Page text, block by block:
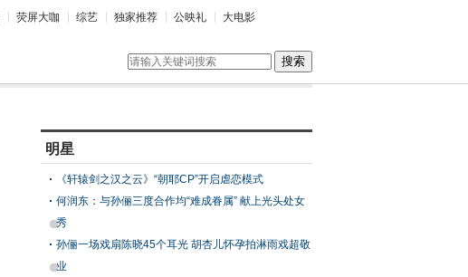
荧屏大咖 综艺 独家推荐 公映礼
大电影
搜索
明星
《轩辕剑之汉之云》“朝耶CP”开启虐恋模式
何润东：与孙俪三度合作均“难成眷属” 献上光头处女
秀
孙俪一场戏扇陈晓45个耳光 胡杏儿怀孕拍淋雨戏超敬
业